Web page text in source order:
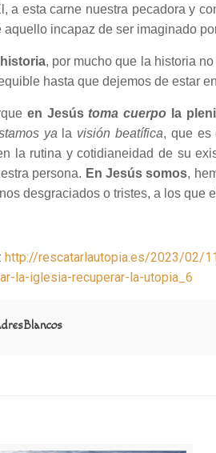
a esta carne nuestra pecadora y
aquello incapaz de ser imaginado
, por mucho que la historia
hasta que dejemos de estar
en Jesús toma cuerpo la
ya la visión beatífica, que es
la rutina y cotidianeidad de su
persona. En Jesús somos,
desgraciados o tristes, a los que
http://rescatarlautopia.es/2023/02/
la-iglesia-recuperar-la-utopia_6